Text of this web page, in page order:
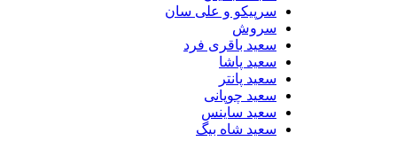
سرپیکو و علی سان
سروش
سعید باقری فرد
سعید پاشا
سعید پانتر
سعید چوپانی
سعید ساینس
سعید شاه بیگ